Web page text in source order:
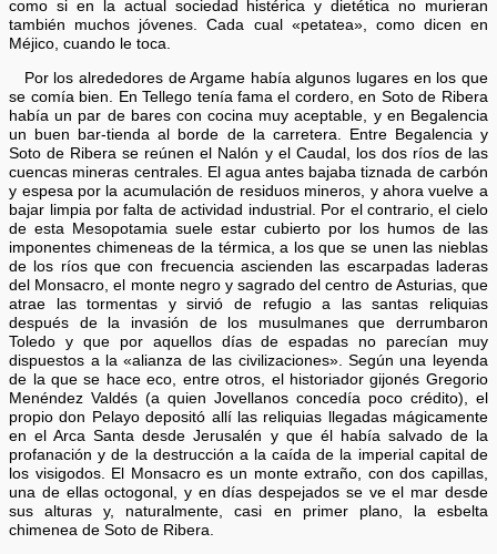
como si en la actual sociedad histérica y dietética no murieran
también muchos jóvenes. Cada cual «petatea», como dicen en
Méjico, cuando le toca.
Por los alrededores de Argame había algunos lugares en los que
se comía bien. En Tellego tenía fama el cordero, en Soto de Ribera
había un par de bares con cocina muy aceptable, y en Begalencia
un buen bar-tienda al borde de la carretera. Entre Begalencia y
Soto de Ribera se reúnen el Nalón y el Caudal, los dos ríos de las
cuencas mineras centrales. El agua antes bajaba tiznada de carbón
y espesa por la acumulación de residuos mineros, y ahora vuelve a
bajar limpia por falta de actividad industrial. Por el contrario, el cielo
de esta Mesopotamia suele estar cubierto por los humos de las
imponentes chimeneas de la térmica, a los que se unen las nieblas
de los ríos que con frecuencia ascienden las escarpadas laderas
del Monsacro, el monte negro y sagrado del centro de Asturias, que
atrae las tormentas y sirvió de refugio a las santas reliquias
después de la invasión de los musulmanes que derrumbaron
Toledo y que por aquellos días de espadas no parecían muy
dispuestos a la «alianza de las civilizaciones». Según una leyenda
de la que se hace eco, entre otros, el historiador gijonés Gregorio
Menéndez Valdés (a quien Jovellanos concedía poco crédito), el
propio don Pelayo depositó allí las reliquias llegadas mágicamente
en el Arca Santa desde Jerusalén y que él había salvado de la
profanación y de la destrucción a la caída de la imperial capital de
los visigodos. El Monsacro es un monte extraño, con dos capillas,
una de ellas octogonal, y en días despejados se ve el mar desde
sus alturas y, naturalmente, casi en primer plano, la esbelta
chimenea de Soto de Ribera.